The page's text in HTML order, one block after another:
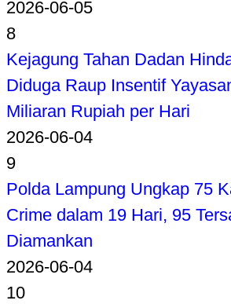
2026-06-05
8
Kejagung Tahan Dadan
Diduga Raup Insentif
Miliaran Rupiah per Hari
2026-06-04
9
Polda Lampung Ungkap 75
Crime dalam 19 Hari, 95
Diamankan
2026-06-04
10